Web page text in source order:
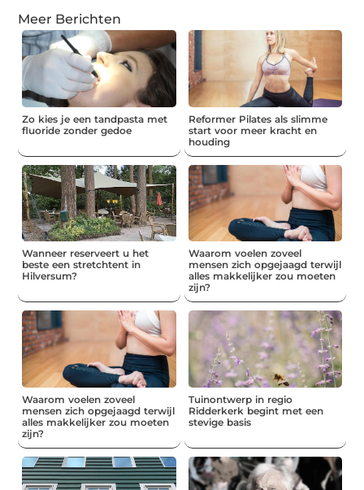
Meer Berichten
Zo kies je een tandpasta met
fluoride zonder gedoe
Reformer Pilates als slimme
start voor meer kracht en
houding
Wanneer reserveert u het
beste een stretchtent in
Hilversum?
Waarom voelen zoveel
mensen zich opgejaagd terwijl
alles makkelijker zou moeten
zijn?
Waarom voelen zoveel
mensen zich opgejaagd terwijl
alles makkelijker zou moeten
zijn?
Tuinontwerp in regio
Ridderkerk begint met een
stevige basis